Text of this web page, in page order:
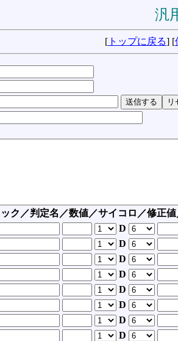
汎
[ トップに戻る] [
ク／判定名／数値／サイコロ／修正
D
D
D
D
D
D
D
D